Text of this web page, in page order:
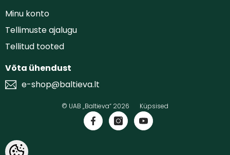
Minu konto
Tellimuste ajalugu
Tellitud tooted
Võta ühendust
e-shop@baltieva.lt
© UAB „Baltieva“ 2026 Küpsised